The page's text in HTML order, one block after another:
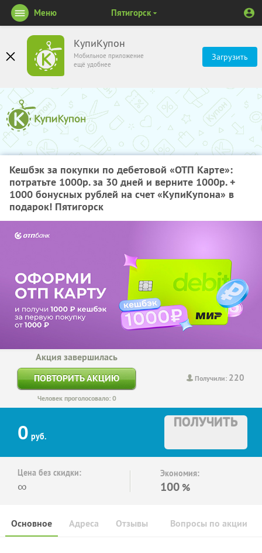
КупиКупон
Мобильное приложение
ещё удобнее
Загрузить
Меню Пятигорск
Кешбэк за покупки по дебетовой «ОТП Карте»:
потратьте 1000р. за 30 дней и верните 1000р. +
1000 бонусных рублей на счет «КупиКупона» в
подарок! Пятигорск
Получили: 220
Акция завершилась
ПОВТОРИТЬ АКЦИЮ
Человек проголосовало: 0
0 руб.
ПОЛУЧИТЬ
Цена без скидки:
∞
Экономия:
100 %
Основное Отзывы Вопросы по акции
Адреса